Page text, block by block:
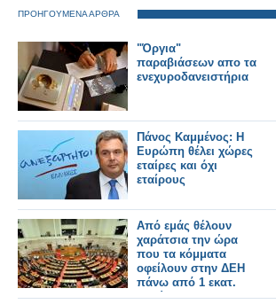
ΠΡΟΗΓΟΥΜΕΝΑ ΑΡΘΡΑ
"Όργια"
παραβιάσεων απο τα
ενεχυροδανειστήρια
Πάνος Καμμένος: Η
Ευρώπη θέλει χώρες
εταίρες και όχι
εταίρους
Από εμάς θέλουν
χαράτσια την ώρα
που τα κόμματα
οφείλουν στην ΔΕΗ
πάνω από 1 εκατ.
ευρώ!